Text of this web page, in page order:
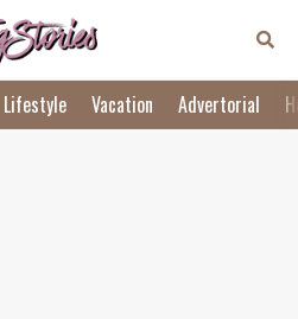
Lifestyle Vacation Advertorial